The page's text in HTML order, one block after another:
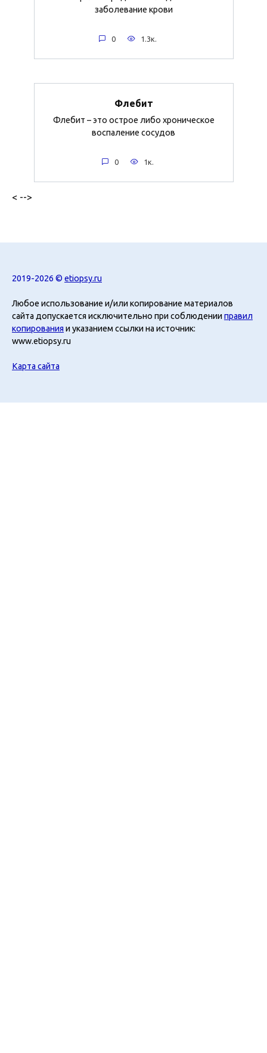
заболевание крови
0 1.3к.
Флебит
Флебит – это острое либо хроническое
воспаление сосудов
0 1к.
< -->
2019-2026 © etiopsy.ru
Любое использование и/или копирование материалов
сайта допускается исключительно при соблюденииправил
копирования и указанием ссылки на источник:
www.etiopsy.ru
Карта сайта